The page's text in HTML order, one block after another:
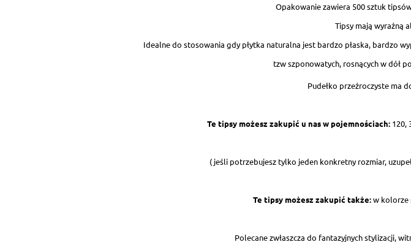
Opakowanie zawiera 500 sztuk
Tipsy mają wyraźną
Idealne do stosowania gdy płytka naturalna jest bardzo płaska, bardzo
tzw szponowatych, rosnących w dół
Pudełko przeźroczyste ma
Te tipsy możesz zakupić u nas w pojemnościach: 120,
( jeśli potrzebujesz tylko jeden konkretny rozmiar,
Te tipsy możesz zakupić także:w kolorze
Polecane zwłaszcza do fantazyjnych stylizacji,